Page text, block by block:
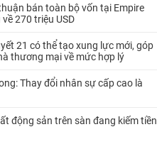
bán toàn bộ vốn tại Empire
270 triệu USD
21 có thể tạo xung lực mới, góp
thương mại về mức hợp lý
Thay đổi nhân sự cấp cao là
động sản trên sàn đang kiếm tiền